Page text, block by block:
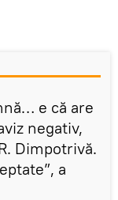
e că are
negativ,
Dimpotrivă.
a